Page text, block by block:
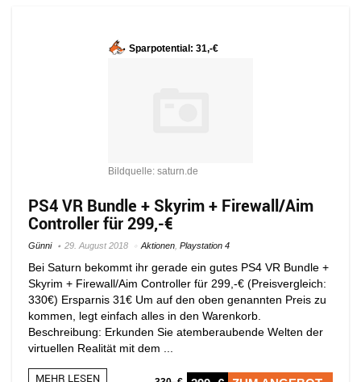
Sparpotential: 31,-€
Bildquelle: saturn.de
PS4 VR Bundle + Skyrim + Firewall/Aim
Controller für 299,-€
Günni 29. August 2018 Aktionen Playstation 4
Bei Saturn bekommt ihr gerade ein gutes PS4 VR Bundle +
Skyrim + Firewall/Aim Controller für 299,-€ (Preisvergleich:
330€) Ersparnis 31€ Um auf den oben genannten Preis zu
kommen, legt einfach alles in den Warenkorb.
Beschreibung: Erkunden Sie atemberaubende Welten der
virtuellen Realität mit dem ...
MEHR LESEN